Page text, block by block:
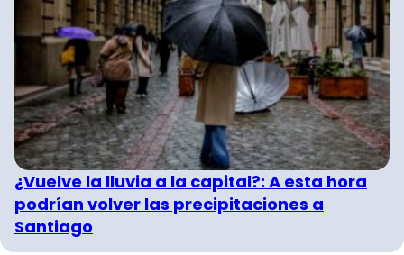
¿Vuelve la lluvia a la capital?: A esta hora
podrían volver las precipitaciones a
Santiago